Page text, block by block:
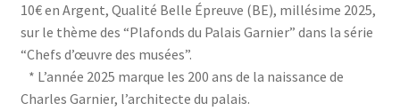
10€ en Argent, Qualité Belle Épreuve (BE), millésime 2025,
sur le thème des “Plafonds du Palais Garnier” dans la série
“Chefs d’œuvre des musées”.
* L’année 2025 marque les 200 ans de la naissance de
Charles Garnier, l’architecte du palais.